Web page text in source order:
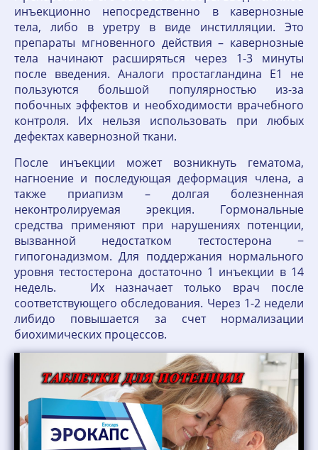
инъекционно непосредственно в кавернозные
тела, либо в уретру в виде инстилляции. Это
препараты мгновенного действия – кавернозные
тела начинают расширяться через 1-3 минуты
после введения. Аналоги простагландина Е1 не
пользуются большой популярностью из-за
побочных эффектов и необходимости врачебного
контроля. Их нельзя использовать при любых
дефектах кавернозной ткани.
После инъекции может возникнуть гематома,
нагноение и последующая деформация члена, а
также приапизм – долгая болезненная
неконтролируемая эрекция. Гормональные
средства применяют при нарушениях потенции,
вызванной недостатком тестостерона −
гипогонадизмом. Для поддержания нормального
уровня тестостерона достаточно 1 инъекции в 14
недель. Их назначает только врач после
соответствующего обследования. Через 1-2 недели
либидо повышается за счет нормализации
биохимических процессов.